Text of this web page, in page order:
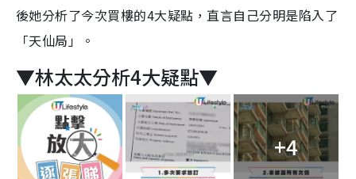
後她分析了今次買樓的4大疑點，直言自己分明是陷入了
「天仙局」。
▼林太太分析4大疑點▼
+4